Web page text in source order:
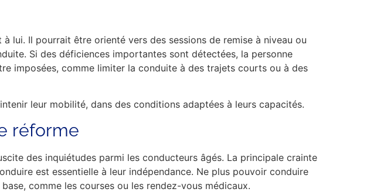
lui. Il pourrait être orienté vers des sessions de remise à niveau ou
Si des déficiences importantes sont détectées, la personne
imposées, comme limiter la conduite à des trajets courts ou à des
leur mobilité, dans des conditions adaptées à leurs capacités.
réforme
des inquiétudes parmi les conducteurs âgés. La principale crainte
est essentielle à leur indépendance. Ne plus pouvoir conduire
comme les courses ou les rendez-vous médicaux.